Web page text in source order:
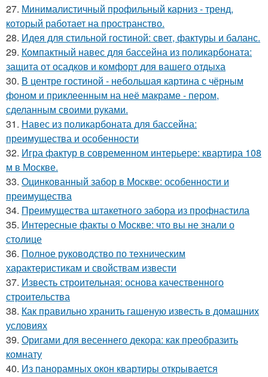
27. Минималистичный профильный карниз - тренд,
который работает на пространство.
28. Идея для стильной гостиной: свет, фактуры и баланс.
29. Компактный навес для бассейна из поликарбоната:
защита от осадков и комфорт для вашего отдыха
30. В центре гостиной - небольшая картина с чёрным
фоном и приклеенным на неё макраме - пером,
сделанным своими руками.
31. Навес из поликарбоната для бассейна:
преимущества и особенности
32. Игра фактур в современном интерьере: квартира 108
м в Москве.
33. Оцинкованный забор в Москве: особенности и
преимущества
34. Преимущества штакетного забора из профнастила
35. Интересные факты о Москве: что вы не знали о
столице
36. Полное руководство по техническим
характеристикам и свойствам извести
37. Известь строительная: основа качественного
строительства
38. Как правильно хранить гашеную известь в домашних
условиях
39. Оригами для весеннего декора: как преобразить
комнату
40. Из панорамных окон квартиры открывается